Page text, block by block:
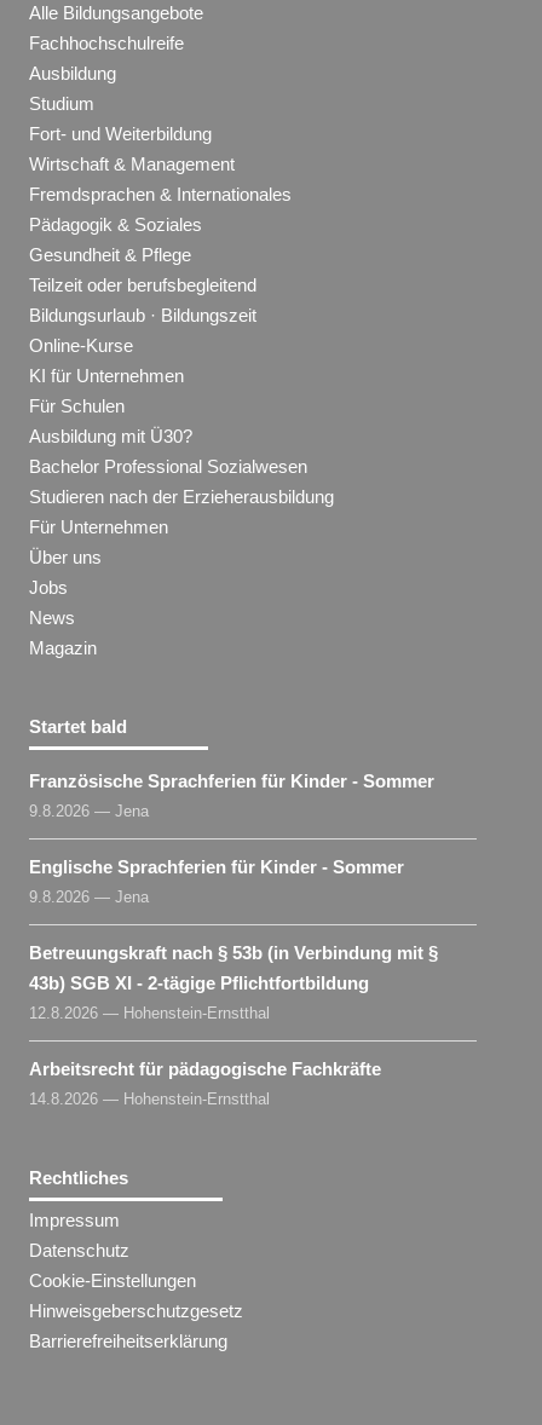
Alle Bildungsangebote
Fachhochschulreife
Ausbildung
Studium
Fort- und Weiterbildung
Wirtschaft & Management
Fremdsprachen & Internationales
Pädagogik & Soziales
Gesundheit & Pflege
Teilzeit oder berufsbegleitend
Bildungsurlaub · Bildungszeit
Online-Kurse
KI für Unternehmen
Für Schulen
Ausbildung mit Ü30?
Bachelor Professional Sozialwesen
Studieren nach der Erzieherausbildung
Für Unternehmen
Über uns
Jobs
News
Magazin
Startet bald
Französische Sprachferien für Kinder - Sommer
9.8.2026 — Jena
Englische Sprachferien für Kinder - Sommer
9.8.2026 — Jena
Betreuungskraft nach § 53b (in Verbindung mit §
43b) SGB XI - 2-tägige Pflichtfortbildung
12.8.2026 — Hohenstein-Ernstthal
Arbeitsrecht für pädagogische Fachkräfte
14.8.2026 — Hohenstein-Ernstthal
Rechtliches
Impressum
Datenschutz
Cookie-Einstellungen
Hinweisgeberschutzgesetz
Barrierefreiheitserklärung